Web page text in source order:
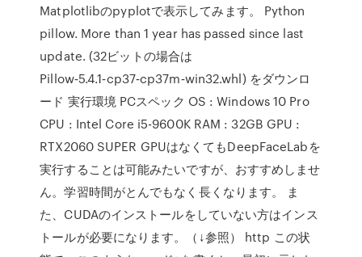
Matplotlibのpyplotで表示してみます。 Python
pillow. More than 1 year has passed since last
update. (32ビットの場合は
Pillow‑5.4.1‑cp37‑cp37m‑win32.whl) をダウンロ
ード 実行環境 PCスペック OS : Windows 10 Pro
CPU : Intel Core i5-9600K RAM : 32GB GPU :
RTX2060 SUPER GPUはなくてもDeepFaceLabを
実行することは可能みたいですが、おすすめしませ
ん。学習時間がとんでもなく長くなります。 ま
た、CUDAのインストールをしていない方はインス
トールが必要になります。（↓参照） http この状